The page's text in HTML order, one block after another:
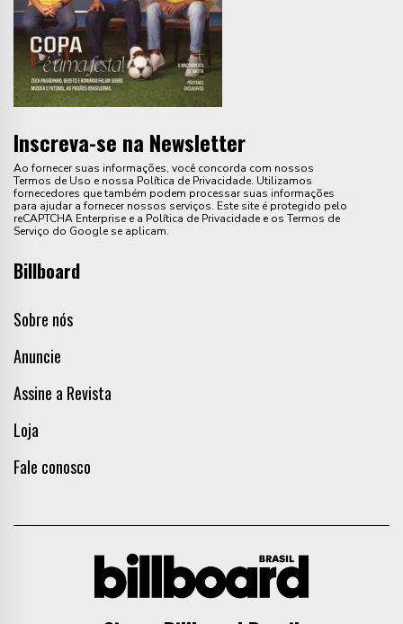
Inscreva-se na Newsletter
Ao fornecer suas informações, você concorda com nossos
Termos de Uso e nossa Política de Privacidade. Utilizamos
fornecedores que também podem processar suas informações
para ajudar a fornecer nossos serviços. Este site é protegido pelo
reCAPTCHA Enterprise e a Política de Privacidade e os Termos de
Serviço do Google se aplicam.
Billboard
Sobre nós
Anuncie
Assine a Revista
Loja
Fale conosco